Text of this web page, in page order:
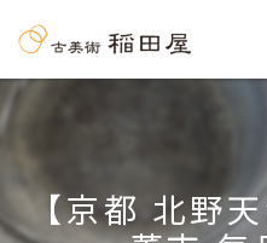
【京都 北野